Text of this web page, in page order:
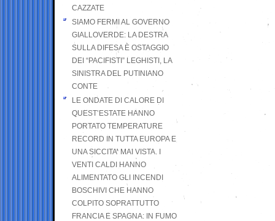
CAZZATE
SIAMO FERMI AL GOVERNO
GIALLOVERDE: LA DESTRA
SULLA DIFESA È OSTAGGIO
DEI “PACIFISTI” LEGHISTI, LA
SINISTRA DEL PUTINIANO
CONTE
LE ONDATE DI CALORE DI
QUEST’ESTATE HANNO
PORTATO TEMPERATURE
RECORD IN TUTTA EUROPA E
UNA SICCITA’ MAI VISTA. I
VENTI CALDI HANNO
ALIMENTATO GLI INCENDI
BOSCHIVI CHE HANNO
COLPITO SOPRATTUTTO
FRANCIA E SPAGNA: IN FUMO